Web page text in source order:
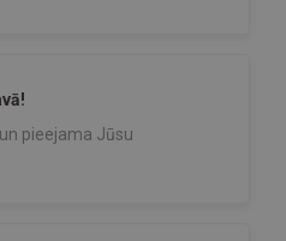
pieejama Jūsu